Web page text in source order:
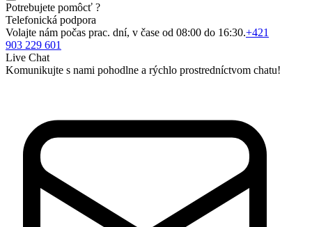
Potrebujete pomôcť ?
Telefonická podpora
Volajte nám počas prac. dní, v čase od 08:00 do 16:30.+421
903 229 601
Live Chat
Komunikujte s nami pohodlne a rýchlo prostredníctvom chatu!